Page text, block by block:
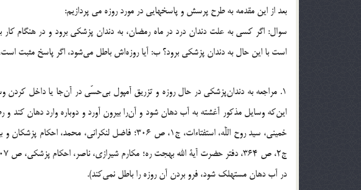
بعد از این مقدمه به طرح پرسش و پاسخهایی در مورد روزه می پردازیم:
سوال: اگر کسی به علت دندان درد در ماه رمضان، به دندان پزشکی برود و در هنگام کار
است با این حال به دندان پزشکی برود؟ ب: آیا روزه‌اش باطل می‌شود، اگر پاسخ مثبت
1. مراجعه به دندان‌پزشکی در حال روزه و تزریق آمپول بى‌حسّى در آن‌جا یا داخل
این‌که وسایل مذکور آغشته به آب دهان شود و آن‌را بیرون آورد و دوباره وارد دهان کند و
در آب دهان مستهلک شود، فرو بردن آن روزه را باطل نمی‌کند).